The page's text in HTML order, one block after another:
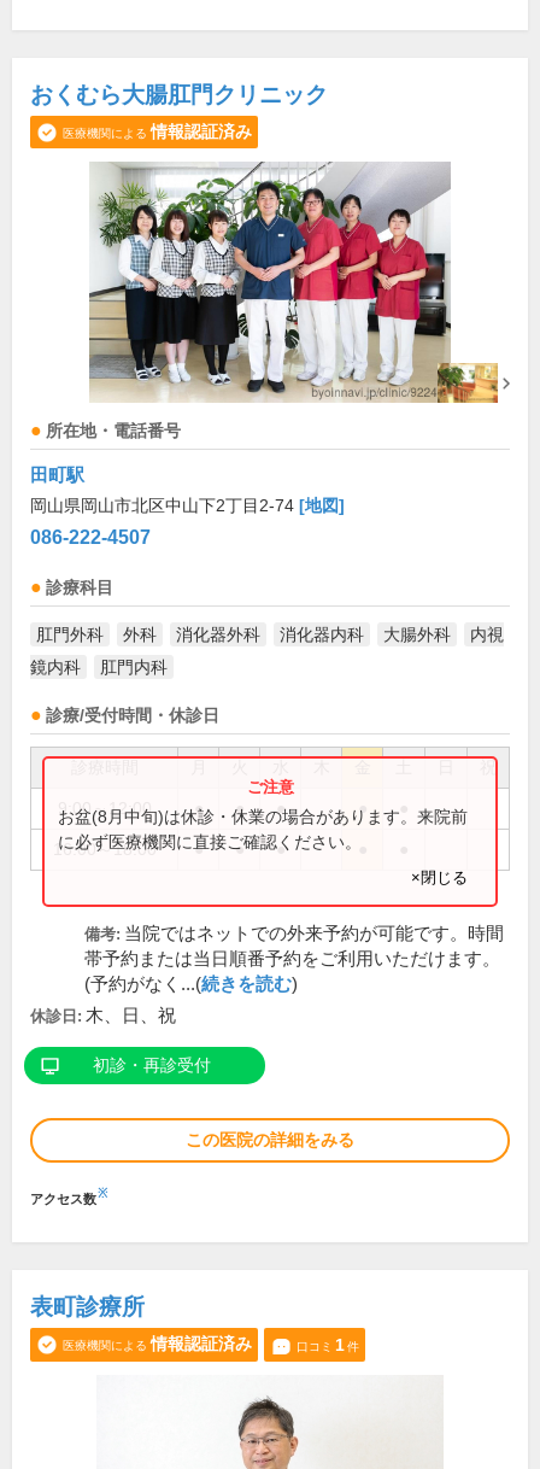
おくむら大腸肛門クリニック
医療機関による 情報認証済み
所在地・電話番号
田町駅
岡山県岡山市北区中山下2丁目2-74 [地図]
086-222-4507
診療科目
肛門外科 外科 消化器外科 消化器内科 大腸外科
内視
鏡内科
肛門内科
診療/受付時間・休診日
祝
9:00～12:00 ● ● ● ●
16:00～18:00 ● ● ●
お盆(8月中旬)は休診・休業の場合があります。来院前
に必ず医療機関に直接ご確認ください。
×閉じる
備考: 当院ではネットでの外来予約が可能です。時間
帯予約または当日順番予約をご利用いただけます。
(予約がなく...(続きを読む)
休診日: 木、日、祝
初診・再診受付
この医院の詳細をみる
アクセス数※
表町診療所
医療機関による 情報認証済み 口コミ 1件